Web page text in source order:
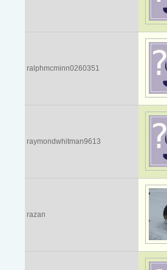
ralphmcminn0260351
raymondwhitman9613
razan